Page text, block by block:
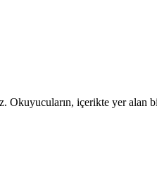
Okuyucuların, içerikte yer alan